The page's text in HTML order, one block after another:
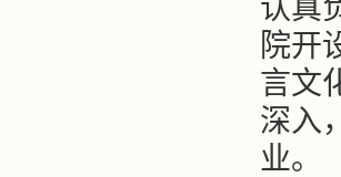
认真
院开
言文
深入
业。